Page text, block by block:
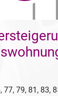
77, 79, 81, 83,